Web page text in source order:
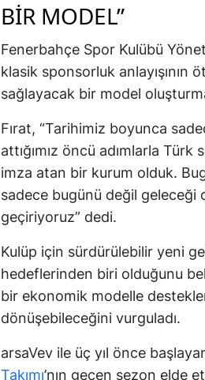
BIR MODEL”
Fenerbahçe Spor Kulübü
klasik sponsorluk anlayışının
sağlayacak bir model
Fırat, “Tarihimiz boyunca
attığımız öncü adımlarla
imza atan bir kurum olduk.
sadece bugünü değil geleceği
geçiriyoruz” dedi.
Kulüp için sürdürülebilir yeni
hedeflerinden biri olduğunu
bir ekonomik modelle
dönüşebileceğini vurguladı.
arsaVev ile üç yıl önce
Takımı’nın geçen sezon elde